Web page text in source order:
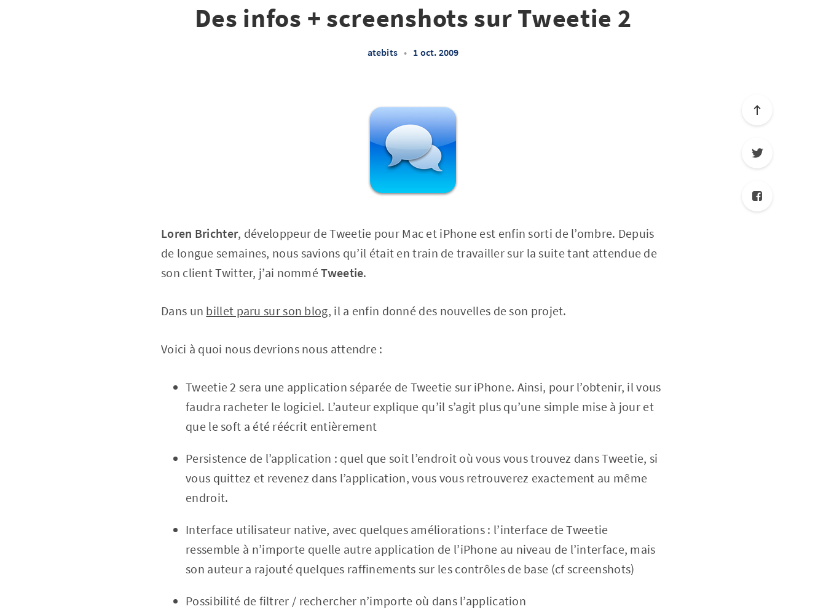
Des infos + screenshots sur Tweetie 2
atebits • 1 oct. 2009
Loren Brichter, développeur de Tweetie pour Mac et iPhone est enfin sorti de l’ombre. Depuis
de longue semaines, nous savions qu’il était en train de travailler sur la suite tant attendue de
son client Twitter, j’ai nomméTweetie.
Dans un billet paru sur son blog, il a enfin donné des nouvelles de son projet.
Voici à quoi nous devrions nous attendre :
Tweetie 2 sera une application séparée de Tweetie sur iPhone. Ainsi, pour l’obtenir, il vous
faudra racheter le logiciel. L’auteur explique qu’il s’agit plus qu’une simple mise à jour et
que le soft a été réécrit entièrement
Persistence de l’application : quel que soit l’endroit où vous vous trouvez dans Tweetie, si
vous quittez et revenez dans l’application, vous vous retrouverez exactement au même
endroit.
Interface utilisateur native, avec quelques améliorations : l’interface de Tweetie
ressemble à n’importe quelle autre application de l’iPhone au niveau de l’interface, mais
son auteur a rajouté quelques raffinements sur les contrôles de base (cf screenshots)
Possibilité de filtrer / rechercher n’importe où dans l’application